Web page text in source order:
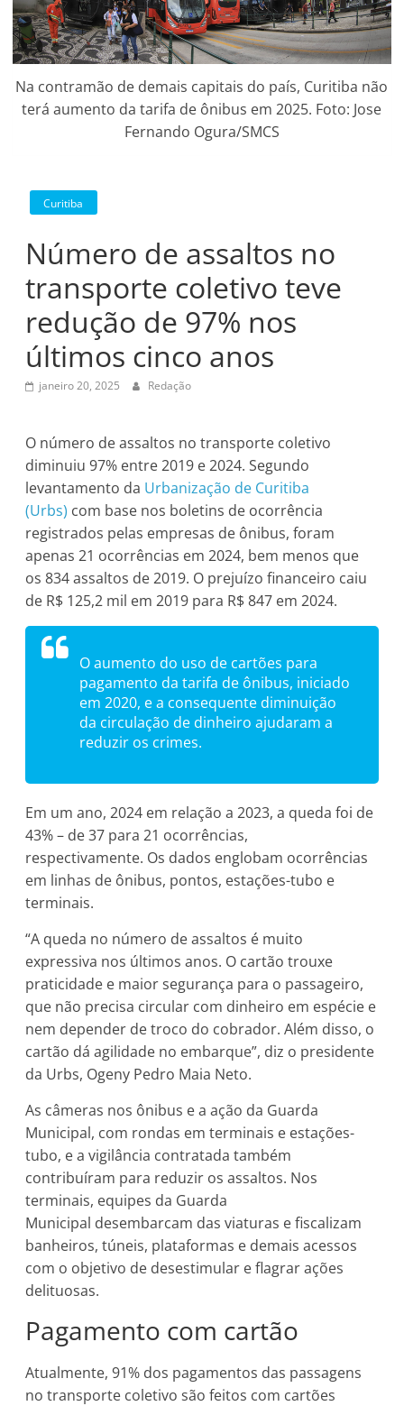
Na contramão de demais capitais do país, Curitiba não
terá aumento da tarifa de ônibus em 2025. Foto: Jose
Fernando Ogura/SMCS
Curitiba
Número de assaltos no
transporte coletivo teve
redução de 97% nos
últimos cinco anos
janeiro 20, 2025 Redação
O número de assaltos no transporte coletivo
diminuiu 97% entre 2019 e 2024. Segundo
levantamento da Urbanização de Curitiba
(Urbs) com base nos boletins de ocorrência
registrados pelas empresas de ônibus, foram
apenas 21 ocorrências em 2024, bem menos que
os 834 assaltos de 2019. O prejuízo financeiro caiu
de R$ 125,2 mil em 2019 para R$ 847 em 2024.
O aumento do uso de cartões para
pagamento da tarifa de ônibus, iniciado
em 2020, e a consequente diminuição
da circulação de dinheiro ajudaram a
reduzir os crimes.
Em um ano, 2024 em relação a 2023, a queda foi de
43% – de 37 para 21 ocorrências,
respectivamente. Os dados englobam ocorrências
em linhas de ônibus, pontos, estações-tubo e
terminais.
“A queda no número de assaltos é muito
expressiva nos últimos anos. O cartão trouxe
praticidade e maior segurança para o passageiro,
que não precisa circular com dinheiro em espécie e
nem depender de troco do cobrador. Além disso, o
cartão dá agilidade no embarque”, diz o presidente
da Urbs, Ogeny Pedro Maia Neto.
As câmeras nos ônibus e a ação da Guarda
Municipal, com rondas em terminais e estações-
tubo, e a vigilância contratada também
contribuíram para reduzir os assaltos. Nos
terminais, equipes da Guarda
Municipal desembarcam das viaturas e fiscalizam
banheiros, túneis, plataformas e demais acessos
com o objetivo de desestimular e flagrar ações
delituosas.
Pagamento com cartão
Atualmente, 91% dos pagamentos das passagens
no transporte coletivo são feitos com cartões